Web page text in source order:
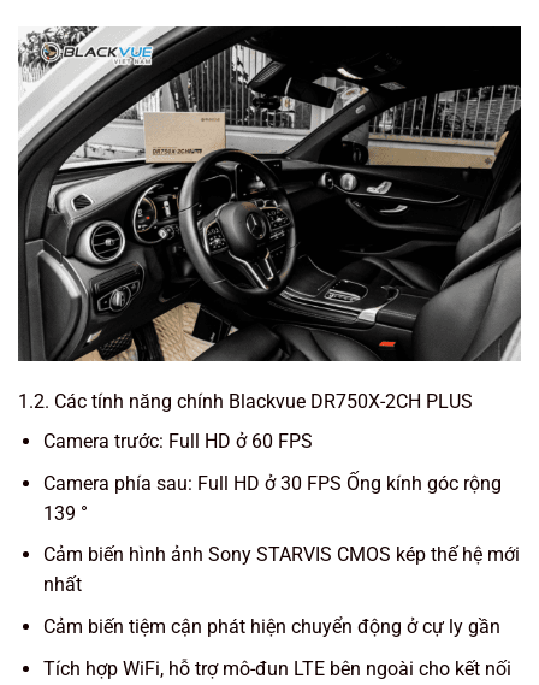
1.2. Các tính năng chính Blackvue DR750X-2CH PLUS
Camera trước: Full HD ở 60 FPS
Camera phía sau: Full HD ở 30 FPS Ống kính góc rộng
139 °
Cảm biến hình ảnh Sony STARVIS CMOS kép thế hệ mới
nhất
Cảm biến tiệm cận phát hiện chuyển động ở cự ly gần
Tích hợp WiFi, hỗ trợ mô-đun LTE bên ngoài cho kết nối